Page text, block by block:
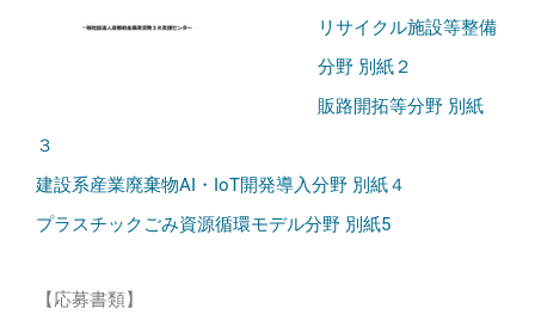
リサイクル施設等整備
分野 別紙２
販路開拓等分野 別紙
３
建設系産業廃棄物AI・IoT開発導入分野 別紙４
プラスチックごみ資源循環モデル分野 別紙5
【応募書類】